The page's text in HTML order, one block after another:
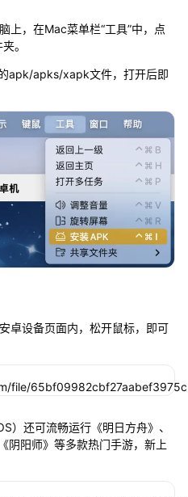
，在Mac菜单栏“工具”中，点
。
apk/apks/xapk文件，打开后即
卓设备页面内，松开鼠标，即可
）还可流畅运行《明日方舟》、
阴阳师》等多款热门手游，新上